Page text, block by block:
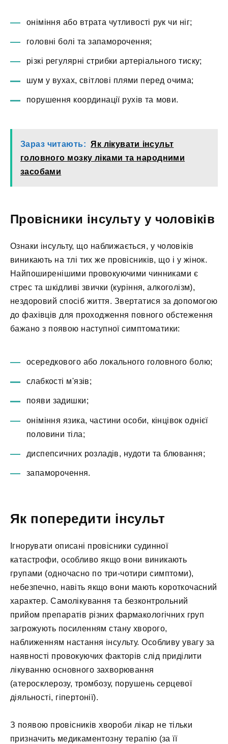
оніміння або втрата чутливості рук чи ніг;
головні болі та запаморочення;
різкі регулярні стрибки артеріального тиску;
шум у вухах, світлові плями перед очима;
порушення координації рухів та мови.
Зараз читають: Як лікувати інсульт
головного мозку ліками та народними
засобами
Провісники інсульту у чоловіків
Ознаки інсульту, що наближається, у чоловіків
виникають на тлі тих же провісників, що і у жінок.
Найпоширенішими провокуючими чинниками є
стрес та шкідливі звички (куріння, алкоголізм),
нездоровий спосіб життя. Звертатися за допомогою
до фахівців для проходження повного обстеження
бажано з появою наступної симптоматики:
осередкового або локального головного болю;
слабкості м'язів;
появи задишки;
оніміння язика, частини особи, кінцівок однієї
половини тіла;
диспепсичних розладів, нудоти та блювання;
запаморочення.
Як попередити інсульт
Ігнорувати описані провісники судинної
катастрофи, особливо якщо вони виникають
групами (одночасно по три-чотири симптоми),
небезпечно, навіть якщо вони мають короткочасний
характер. Самолікування та безконтрольний
прийом препаратів різних фармакологічних груп
загрожують посиленням стану хворого,
наближенням настання інсульту. Особливу увагу за
наявності провокуючих факторів слід приділити
лікуванню основного захворювання
(атеросклерозу, тромбозу, порушень серцевої
діяльності, гіпертонії).
З появою провісників хвороби лікар не тільки
призначить медикаментозну терапію (за її